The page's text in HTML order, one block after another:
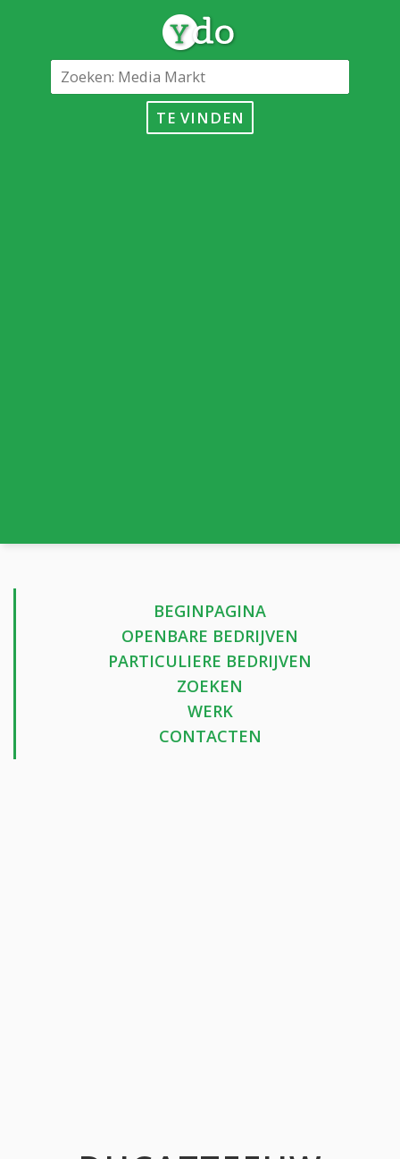
TE VINDEN
BEGINPAGINA
OPENBARE BEDRIJVEN
PARTICULIERE BEDRIJVEN
ZOEKEN
WERK
CONTACTEN